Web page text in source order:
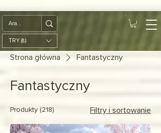
TRY (₺)
Strona główna Fantastyczny
Fantastyczny
Produkty (218) Filtry i sortowanie